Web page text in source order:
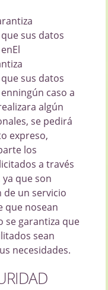
sus datos
sus datos
caso a
algún
se pedirá
expreso,
los
a través
que son
de un servicio
que nosean
se garantiza que
sean
necesidades.